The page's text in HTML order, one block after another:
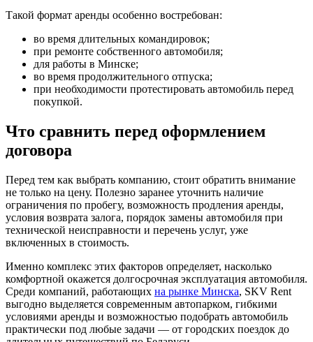
Такой формат аренды особенно востребован:
во время длительных командировок;
при ремонте собственного автомобиля;
для работы в Минске;
во время продолжительного отпуска;
при необходимости протестировать автомобиль перед
покупкой.
Что сравнить перед оформлением
договора
Перед тем как выбрать компанию, стоит обратить внимание
не только на цену. Полезно заранее уточнить наличие
ограничения по пробегу, возможность продления аренды,
условия возврата залога, порядок замены автомобиля при
технической неисправности и перечень услуг, уже
включенных в стоимость.
Именно комплекс этих факторов определяет, насколько
комфортной окажется долгосрочная эксплуатация автомобиля.
Среди компаний, работающих на рынке Минска, SKV Rent
выгодно выделяется современным автопарком, гибкими
условиями аренды и возможностью подобрать автомобиль
практически под любые задачи — от городских поездок до